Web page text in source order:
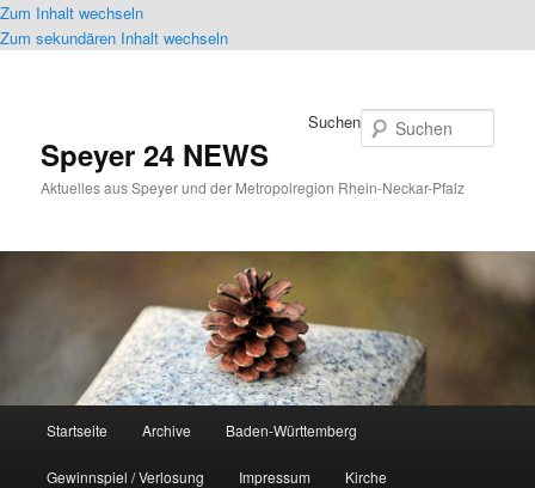
Zum Inhalt wechseln
Zum sekundären Inhalt wechseln
Speyer 24 NEWS
Aktuelles aus Speyer und der Metropolregion Rhein-Neckar-Pfalz
Suchen
Startseite Archive Baden-Württemberg
Gewinnspiel / Verlosung Impressum Kirche